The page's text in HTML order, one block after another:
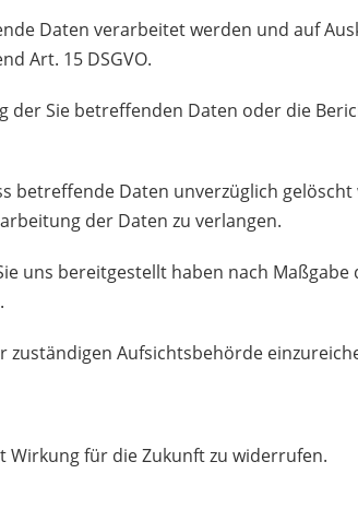
Daten verarbeitet werden und auf
Art. 15 DSGVO.
der Sie betreffenden Daten oder die
betreffende Daten unverzüglich gelöscht
der Daten zu verlangen.
uns bereitgestellt haben nach Maßgabe
zuständigen Aufsichtsbehörde
Wirkung für die Zukunft zu widerrufen.